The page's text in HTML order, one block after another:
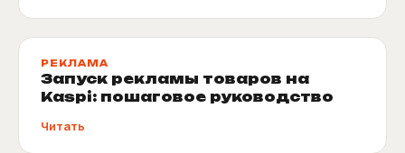
РЕКЛАМА
Запуск рекламы товаров на
Kaspi: пошаговое руководство
Читать